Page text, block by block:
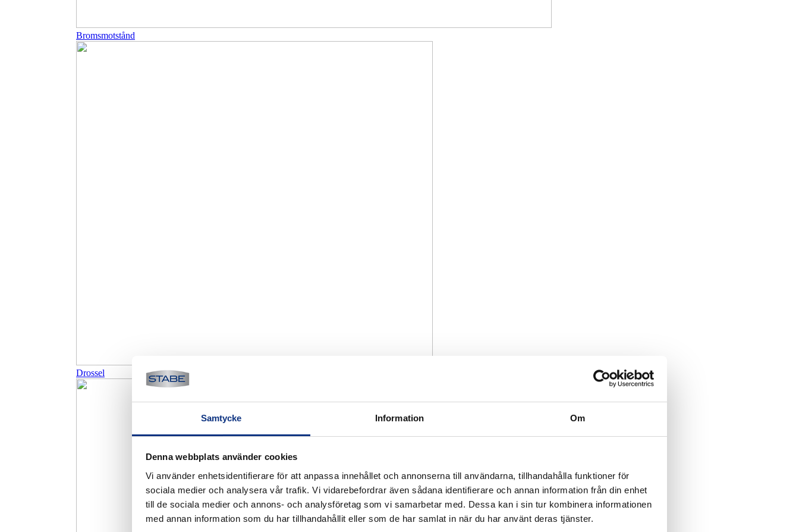
Samtycke Information Om
Denna webbplats använder cookies
Vi använder enhetsidentifierare för att anpassa innehållet och annonserna till användarna, tillhandahålla funktioner för
sociala medier och analysera vår trafik. Vi vidarebefordrar även sådana identifierare och annan information från din enhet
till de sociala medier och annons- och analysföretag som vi samarbetar med. Dessa kan i sin tur kombinera informationen
med annan information som du har tillhandahållit eller som de har samlat in när du har använt deras tjänster.
Bromsmotstånd
Drossel